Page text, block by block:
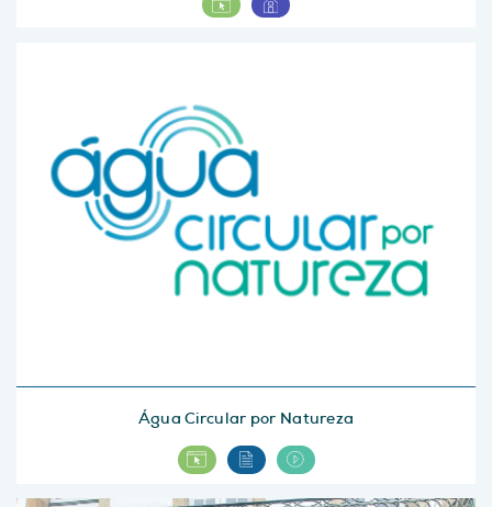
Água Circular por Natureza